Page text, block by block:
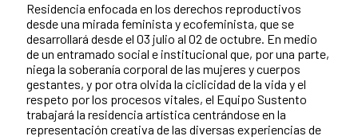
Residencia enfocada en los derechos reproductivos
desde una mirada feminista y ecofeminista, que se
desarrollará desde el 03 julio al 02 de octubre. En medio
de un entramado social e institucional que, por una parte,
niega la soberanía corporal de las mujeres y cuerpos
gestantes, y por otra olvida la ciclicidad de la vida y el
respeto por los procesos vitales, el Equipo Sustento
trabajará la residencia artística centrándose en la
representación creativa de las diversas experiencias de